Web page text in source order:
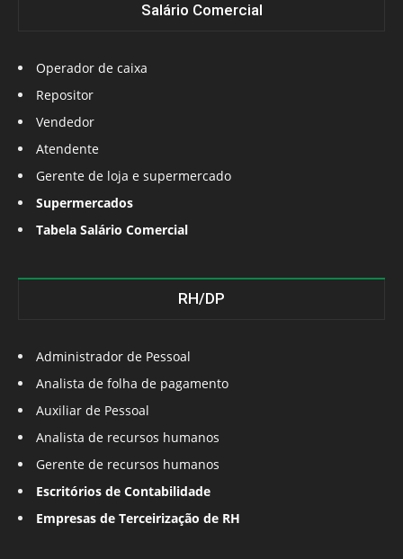
Salário Comercial
Operador de caixa
Repositor
Vendedor
Atendente
Gerente de loja e supermercado
Supermercados
Tabela Salário Comercial
RH/DP
Administrador de Pessoal
Analista de folha de pagamento
Auxiliar de Pessoal
Analista de recursos humanos
Gerente de recursos humanos
Escritórios de Contabilidade
Empresas de Terceirização de RH